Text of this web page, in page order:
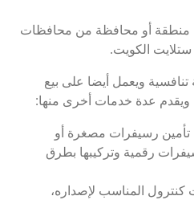
منطقة أو محافظة من محافظات
الكويت.
تنافسية ويعمل أيضا على بيع
ويقدم عدة خدمات أخرى منها:
رسيفرات مصغرة أو
رقمية وتركيبها بطرق
كنترول المناسب لإصداره،